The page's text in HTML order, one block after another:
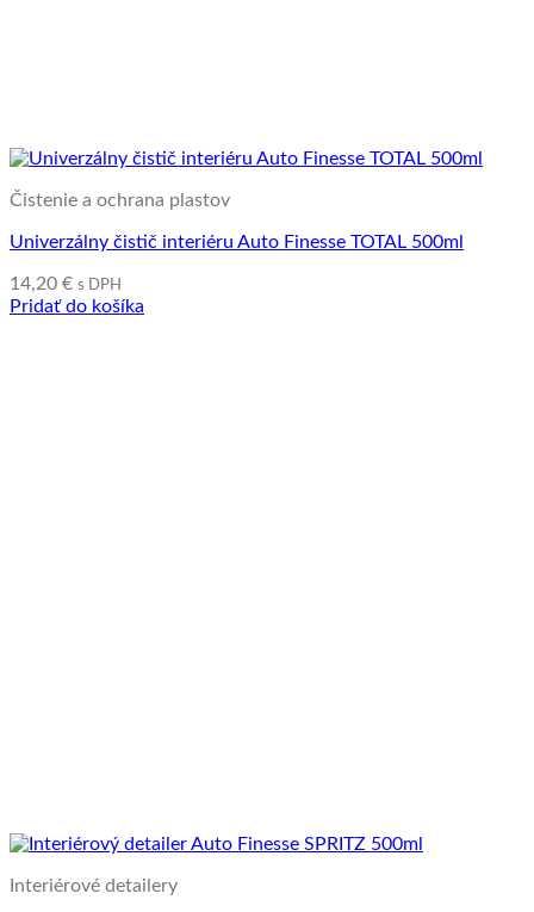
Čistenie a ochrana plastov
Univerzálny čistič interiéru Auto Finesse TOTAL 500ml
14,20 € s DPH
Pridať do košíka
Interiérové detailery